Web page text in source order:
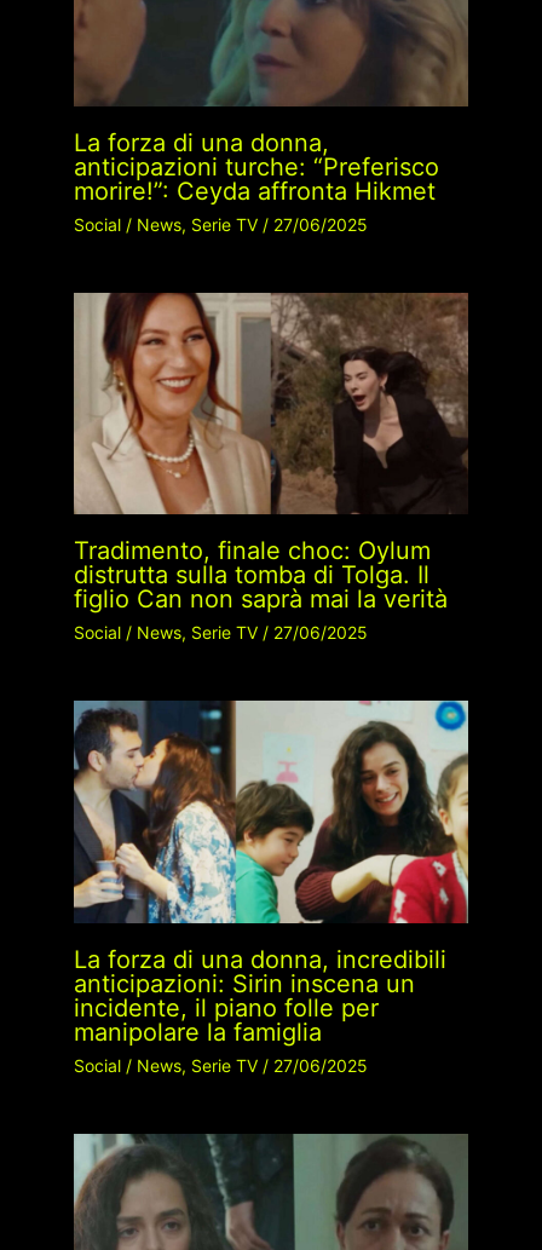
La forza di una donna,
anticipazioni turche: “Preferisco
morire!”: Ceyda affronta Hikmet
Social/ News, Serie TV/ 27/06/2025
Tradimento, finale choc: Oylum
distrutta sulla tomba di Tolga. Il
figlio Can non saprà mai la verità
Social/ News, Serie TV/ 27/06/2025
La forza di una donna, incredibili
anticipazioni: Sirin inscena un
incidente, il piano folle per
manipolare la famiglia
Social/ News, Serie TV/ 27/06/2025